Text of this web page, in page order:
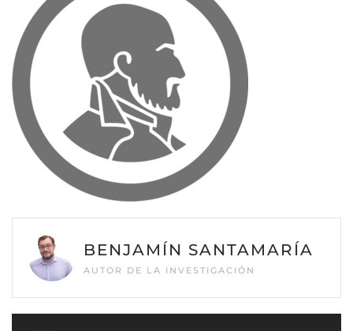
BENJAMÍN SANTAMARÍA
AUTOR DE LA INVESTIGACIÓN